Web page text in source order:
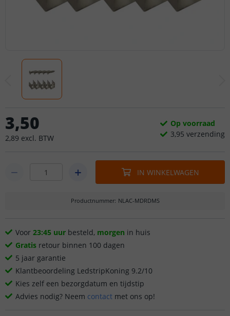
3,50
2,89 excl. BTW
Op voorraad
3,95 verzending
IN WINKELWAGEN
Productnummer: NLAC-MDRDMS
Voor 23:45 uur besteld, morgen in huis
Gratis retour binnen 100 dagen
5 jaar garantie
Klantbeoordeling LedstripKoning 9.2/10
Kies zelf een bezorgdatum en tijdstip
Advies nodig? Neem contact met ons op!